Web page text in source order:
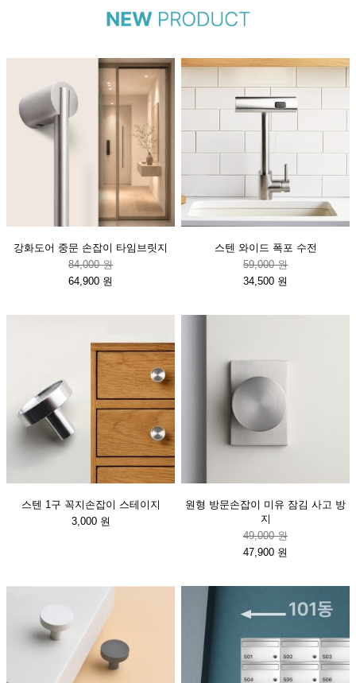
강화도어 중문 손잡이 타임브릿지
84,000 원
64,900 원
스텐 와이드 폭포 수전
59,000 원
34,500 원
스텐 1구 꼭지손잡이 스테이지
3,000 원
원형 방문손잡이 미유 잠김 사고 방
지
49,000 원
47,900 원